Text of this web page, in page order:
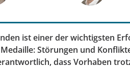
ist einer der wichtigsten
Störungen und
dass Vorhaben